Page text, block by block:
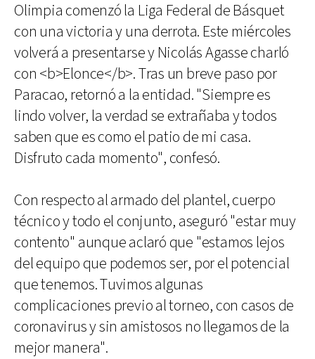
Olimpia comenzó la Liga Federal de Básquet
con una victoria y una derrota. Este miércoles
volverá a presentarse y Nicolás Agasse charló
con <b>Elonce</b>. Tras un breve paso por
Paracao, retornó a la entidad. "Siempre es
lindo volver, la verdad se extrañaba y todos
saben que es como el patio de mi casa.
Disfruto cada momento", confesó.
Con respecto al armado del plantel, cuerpo
técnico y todo el conjunto, aseguró "estar muy
contento" aunque aclaró que "estamos lejos
del equipo que podemos ser, por el potencial
que tenemos. Tuvimos algunas
complicaciones previo al torneo, con casos de
coronavirus y sin amistosos no llegamos de la
mejor manera".